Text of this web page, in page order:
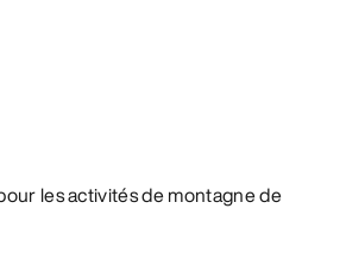
les activités de montagne de